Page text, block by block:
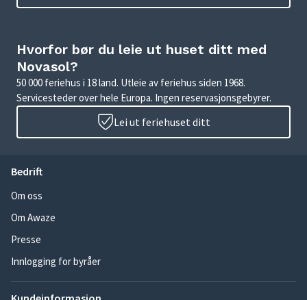
Hvorfor bør du leie ut huset ditt med
Novasol?
50 000 feriehus i 18 land. Utleie av feriehus siden 1968.
Servicesteder over hele Europa. Ingen reservasjonsgebyrer.
Lei ut feriehuset ditt
Bedrift
Om oss
Om Awaze
Presse
Innlogging for byråer